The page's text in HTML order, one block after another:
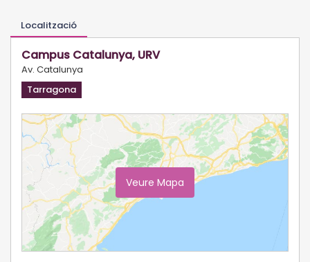
Localització
Campus Catalunya, URV
Av. Catalunya
Tarragona
Veure Mapa